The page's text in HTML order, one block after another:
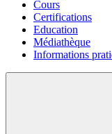
Cours
Certifications
Education
Médiathèque
Informations